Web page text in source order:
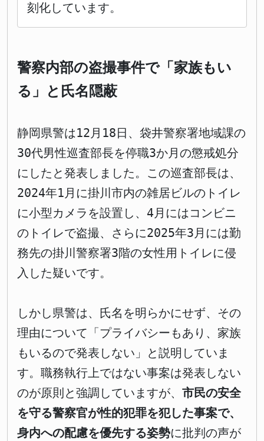
刻化しています。
警察内部の盗撮事件で「家族もい
る」と氏名隠蔽
静岡県警は12月18日、袋井警察署地域課の
30代男性巡査部長を停職3か月の懲戒処分
にしたと発表しました。この巡査部長は、
2024年1月に掛川市内の雑居ビルのトイレ
に小型カメラを設置し、4月にはコンビニ
のトイレで盗撮、さらに2025年3月には勤
務先の掛川警察署3階の女性用トイレに侵
入した疑いです。
しかし県警は、氏名を明らかにせず、その
理由について「プライバシーもあり、家族
もいるので発表しない」と説明していま
す。職務執行上ではない事案は発表しない
のが原則と強調していますが、 市民の安全
を守る警察官が性的犯罪を犯した事案で、
身内への配慮を優先する姿勢に批判の声が